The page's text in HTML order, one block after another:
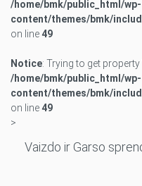
/home/bmk/public_html/wp-
content/themes/bmk/
on line 49
Notice: Trying to get
/home/bmk/public_html/wp-
content/themes/bmk/
on line 49
>
Vaizdo ir Garso